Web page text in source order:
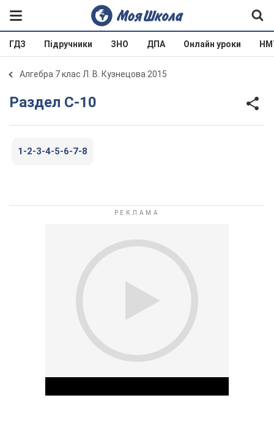
ГДЗ Підручники ЗНО ДПА Онлайн уроки
Алгебра 7 клас Л. В. Кузнецова 2015
Раздел С-10
1-2-3-4-5-6-7-8